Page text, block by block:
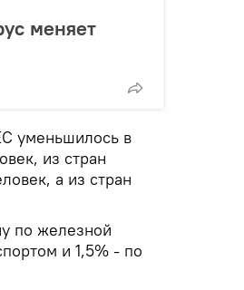
меняет
уменьшилось в
из стран
а из стран
по железной
и 1,5% - по